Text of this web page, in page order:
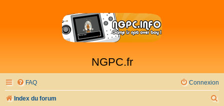
NGPC.fr
FAQ Connexion
Index du forum